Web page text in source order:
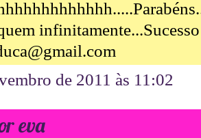
de 2011 às 11:02
eva